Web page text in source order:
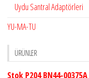
Uydu Santral Adaptörleri
YU-MA-TU
ÜRÜNLER
Stok P204 BN44-